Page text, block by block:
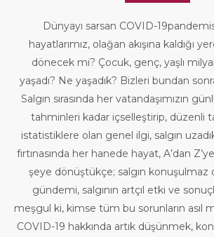
Dünyayı sarsan COVID-
hayatlarımız, olağan akışına kaldığı
dönecek mi? Çocuk, genç, yaşlı
yaşadı? Ne yaşadık? Bizleri bundan
Salgın sırasında her vatandaşımızın
tahminleri kadar içselleştirip, düzenli
istatistiklere olan genel ilgi, salgın
fırtınasında her hanede hayat, A’dan
şeye dönüştükçe; salgın konuşulmaz
gündemi, salgının artçıl etki ve
meşgul ki, kimse tüm bu sorunların asıl
COVID-19 hakkında artık düşünmek,